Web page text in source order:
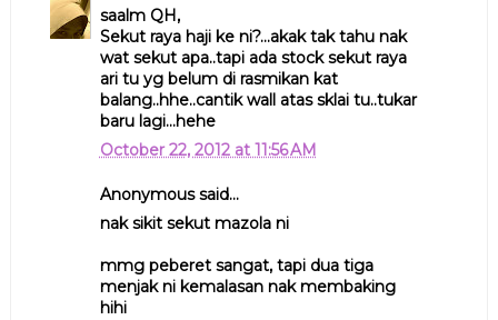
saalm QH,
Sekut raya haji ke ni?...akak tak tahu nak
wat sekut apa..tapi ada stock sekut raya
ari tu yg belum di rasmikan kat
balang..hhe..cantik wall atas sklai tu..tukar
baru lagi...hehe
October 22, 2012 at 11:56 AM
Anonymous said...
nak sikit sekut mazola ni
mmg peberet sangat, tapi dua tiga
menjak ni kemalasan nak membaking
hihi